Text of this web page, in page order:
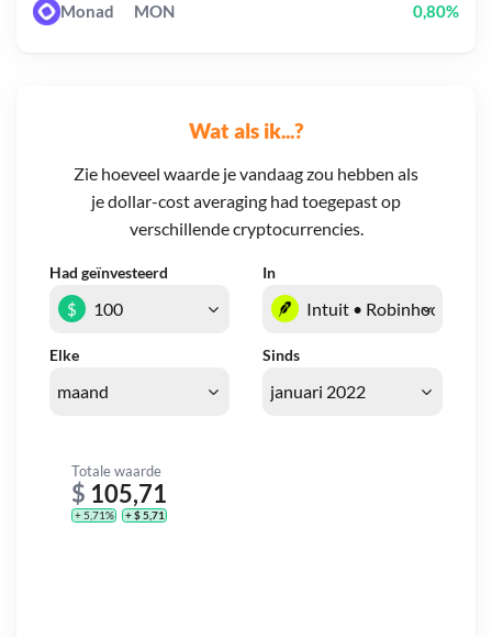
Wat als ik...?
Zie hoeveel waarde je vandaag zou hebben als
je dollar-cost averaging had toegepast op
verschillende cryptocurrencies.
Had geïnvesteerd In
Elke Sinds
$
Totale waarde
$ 105,71
+ 5,71% + $ 5,71
Monad MON 0,80%